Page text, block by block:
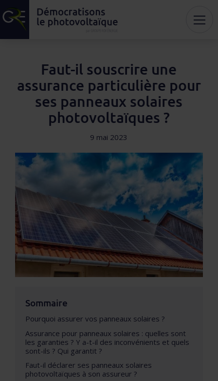
Faut-il souscrire une
assurance particulière pour
ses panneaux solaires
photovoltaïques ?
9 mai 2023
Sommaire
Pourquoi assurer vos panneaux solaires ?
Assurance pour panneaux solaires : quelles sont
les garanties ? Y a-t-il des inconvénients et quels
sont-ils ? Qui garantit ?
Faut-il déclarer ses panneaux solaires
photovoltaïques à son assureur ?